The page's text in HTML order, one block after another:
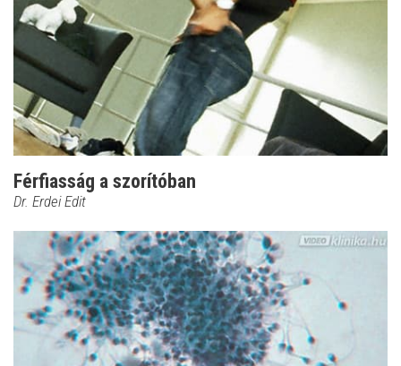
Férfiasság a szorítóban
Dr. Erdei Edit